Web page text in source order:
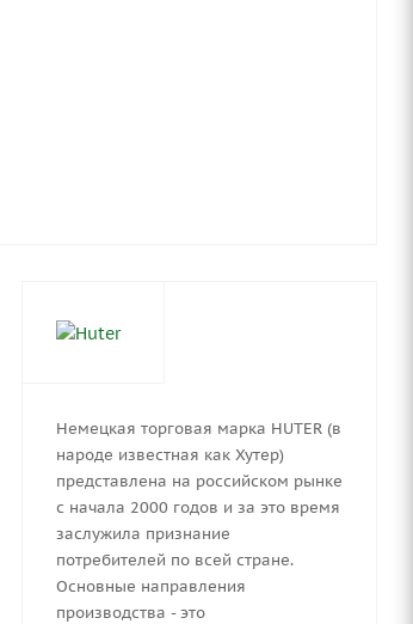
Немецкая торговая марка HUTER (в
народе известная как Хутер)
представлена на российском рынке
с начала 2000 годов и за это время
заслужила признание
потребителей по всей стране.
Основные направления
производства - это